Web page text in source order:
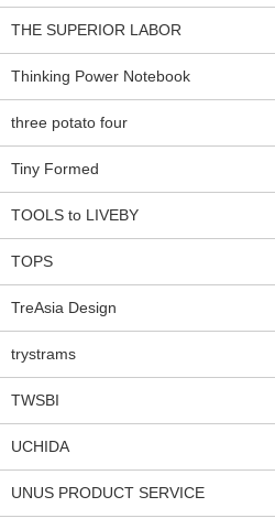
THE SUPERIOR LABOR
Thinking Power Notebook
three potato four
Tiny Formed
TOOLS to LIVEBY
TOPS
TreAsia Design
trystrams
TWSBI
UCHIDA
UNUS PRODUCT SERVICE